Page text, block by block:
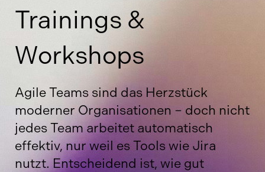
Trainings &
Workshops
Agile Teams sind das Herzstück
moderner Organisationen – doch nicht
jedes Team arbeitet automatisch
effektiv, nur weil es Tools wie Jira
nutzt. Entscheidend ist, wie gut